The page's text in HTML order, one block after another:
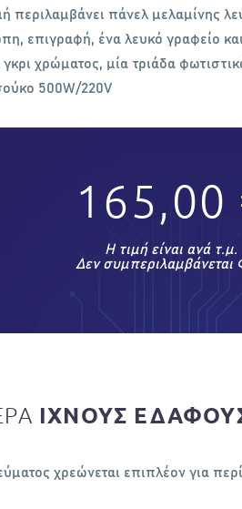
περιλαµβάνει πάνελ µελαµίνης
επιγραφή, ένα λευκό γραφείο
γκρι χρώµατος, µία τριάδα
500W/220V
165,00
Η τιμή είναι ανά τ.μ.
Δεν συμπεριλαμβάνεται
ΙΧΝΟΥΣ
χρεώνεται επιπλέον για